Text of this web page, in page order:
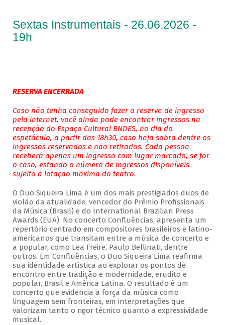
Sextas Instrumentais - 26.06.2026 -
19h
RESERVA ENCERRADA
Caso não tenha conseguido fazer a reserva de ingresso
pela internet, você ainda pode encontrar ingressos na
recepção do Espaço Cultural BNDES, no dia do
espetáculo, a partir das 18h30, caso haja sobra dentre os
ingressos reservados e não retirados. Cada pessoa
receberá apenas um ingresso com lugar marcado, se for
o caso, estando o número de ingressos disponíveis
sujeito à lotação máxima do teatro.
O Duo Siqueira Lima é um dos mais prestigiados duos de
violão da atualidade, vencedor do Prêmio Profissionais
da Música (Brasil) e do International Brazilian Press
Awards (EUA). No concerto Confluências, apresenta um
repertório centrado em compositores brasileiros e latino-
americanos que transitam entre a música de concerto e
a popular, como Lea Freire, Paulo Bellinati, dentre
outros. Em Confluências, o Duo Siqueira Lima reafirma
sua identidade artística ao explorar os pontos de
encontro entre tradição e modernidade, erudito e
popular, Brasil e América Latina. O resultado é um
concerto que evidencia a força da música como
linguagem sem fronteiras, em interpretações que
valorizam tanto o rigor técnico quanto a expressividade
musical.